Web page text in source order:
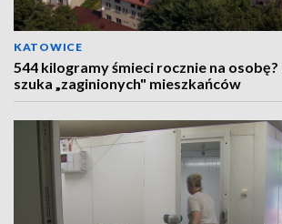
KATOWICE
544 kilogramy śmieci rocznie na
szuka „zaginionych" mieszkańców